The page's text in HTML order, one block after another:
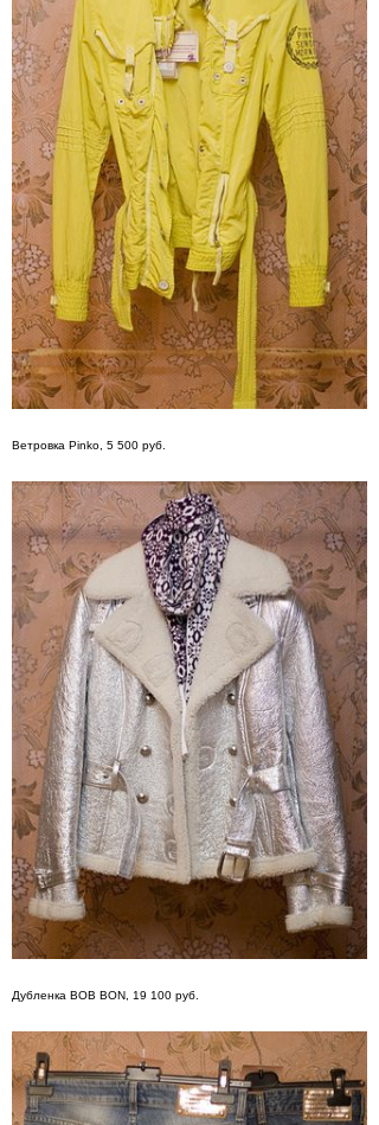
Ветровка Pinko, 5 500 руб.
Дубленка BOB BON, 19 100 руб.